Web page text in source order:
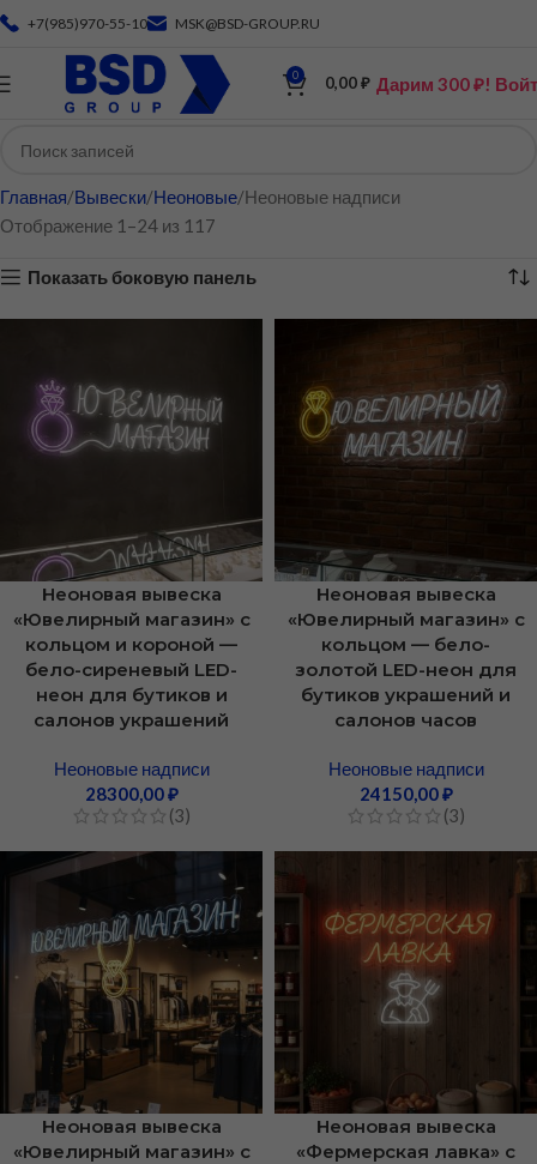
+7(985)970-55-10 MSK@BSD-GROUP.RU
0 0,00₽ Дарим 300 ₽!
Главная Вывески Неоновые Неоновые надписи
Отображение 1–24 из 117
Показать боковую панель
Неоновая вывеска
«Ювелирный магазин» с
кольцом и короной —
бело-сиреневый LED-
неон для бутиков и
салонов украшений
Неоновые надписи
28300,00₽
(3)
Неоновая вывеска
«Ювелирный магазин» с
кольцом — бело-
золотой LED-неон для
бутиков украшений и
салонов часов
Неоновые надписи
24150,00₽
(3)
Неоновая вывеска
«Ювелирный магазин» с
Неоновая вывеска
«Фермерская лавка» с